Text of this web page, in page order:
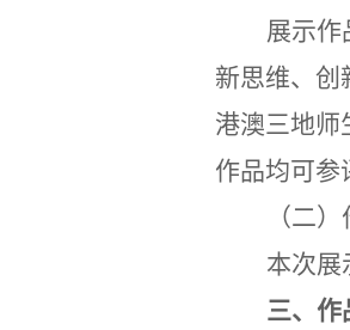
展示作
新思维、 创
港澳三地师
作品均可参
（二
本次展
三、 作